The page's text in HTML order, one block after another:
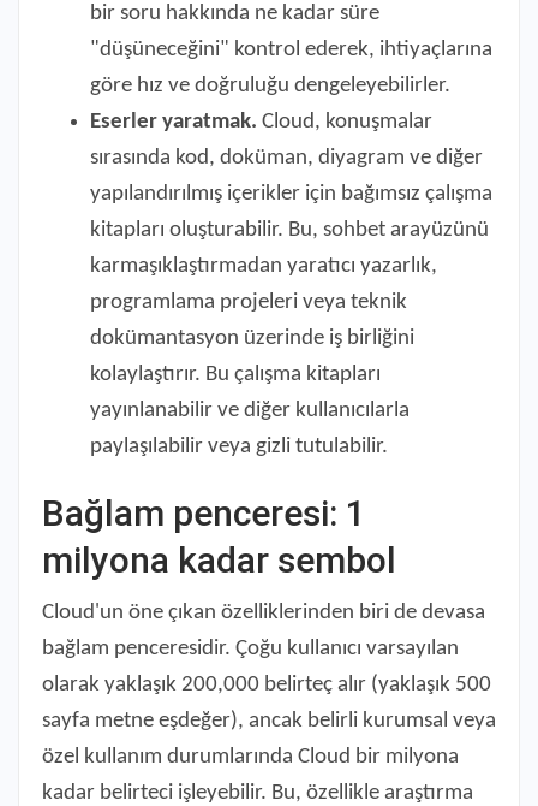
bir soru hakkında ne kadar süre
"düşüneceğini" kontrol ederek, ihtiyaçlarına
göre hız ve doğruluğu dengeleyebilirler.
Eserler yaratmak. Cloud, konuşmalar
sırasında kod, doküman, diyagram ve diğer
yapılandırılmış içerikler için bağımsız çalışma
kitapları oluşturabilir. Bu, sohbet arayüzünü
karmaşıklaştırmadan yaratıcı yazarlık,
programlama projeleri veya teknik
dokümantasyon üzerinde iş birliğini
kolaylaştırır. Bu çalışma kitapları
yayınlanabilir ve diğer kullanıcılarla
paylaşılabilir veya gizli tutulabilir.
Bağlam penceresi: 1
milyona kadar sembol
Cloud'un öne çıkan özelliklerinden biri de devasa
bağlam penceresidir. Çoğu kullanıcı varsayılan
olarak yaklaşık 200,000 belirteç alır (yaklaşık 500
sayfa metne eşdeğer), ancak belirli kurumsal veya
özel kullanım durumlarında Cloud bir milyona
kadar belirteci işleyebilir. Bu, özellikle araştırma